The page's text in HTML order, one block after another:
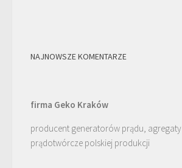
NAJNOWSZE KOMENTARZE
firma Geko Kraków
producent generatorów prądu, agregaty
prądotwórcze polskiej produkcji